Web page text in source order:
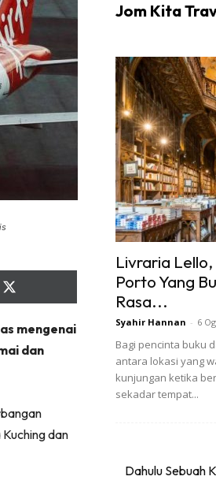
Share
on
(Twitter)
mengenai
dan
dan
Jom Kita
Livraria
Porto Yang
Rasa...
Syahir Hannan - 6
Bagi pencinta buku
antara lokasi yang
kunjungan ketika
sekadar tempat...
Dahulu Sebuah